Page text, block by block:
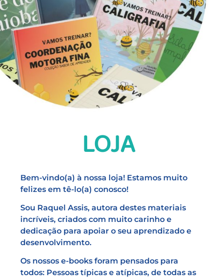
LOJA
Bem-vindo(a) à nossa loja! Estamos muito
felizes em tê-lo(a) conosco!
Sou Raquel Assis, autora destes materiais
incríveis, criados com muito carinho e
dedicação para apoiar o seu aprendizado e
desenvolvimento.
Os nossos e-books foram pensados para
todos: Pessoas típicas e atípicas, de todas as